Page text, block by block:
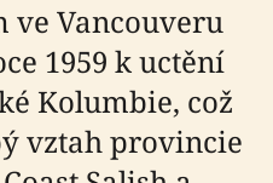
ve Vancouveru
1959 k uctění
Kolumbie, což
vztah provincie